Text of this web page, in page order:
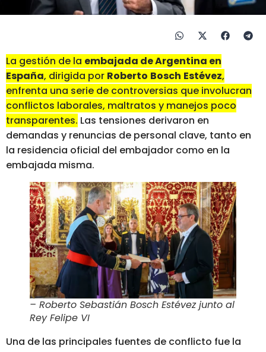
La gestión de la embajada de Argentina en
España, dirigida por Roberto Bosch Estévez,
enfrenta una serie de controversias que involucran
conflictos laborales, maltratos y manejos poco
transparentes. Las tensiones derivaron en
demandas y renuncias de personal clave, tanto en
la residencia oficial del embajador como en la
embajada misma.
– Roberto Sebastián Bosch Estévez junto al
Rey Felipe VI
Una de las principales fuentes de conflicto fue la